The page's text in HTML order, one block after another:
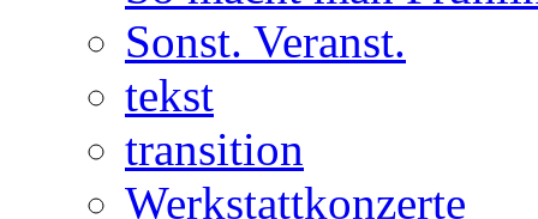
Sonst. Veranst.
tekst
transition
Werkstattkonzerte